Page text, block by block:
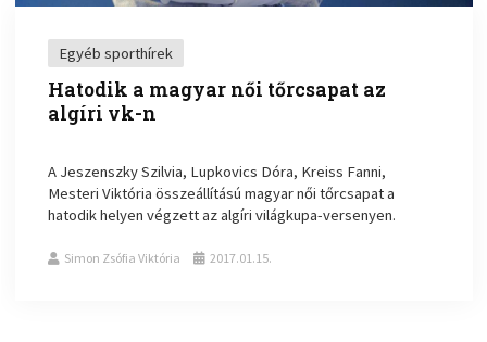
Egyéb sporthírek
Hatodik a magyar női tőrcsapat az
algíri vk-n
A Jeszenszky Szilvia, Lupkovics Dóra, Kreiss Fanni,
Mesteri Viktória összeállítású magyar női tőrcsapat a
hatodik helyen végzett az algíri világkupa-versenyen.
Simon Zsófia Viktória 2017.01.15.